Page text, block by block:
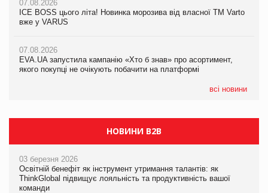
07.08.2026
ICE BOSS цього літа! Новинка морозива від власної ТМ Varto
вже у VARUS
07.08.2026
EVA.UA запустила кампанію «Хто б знав» про асортимент,
якого покупці не очікують побачити на платформі
всі новини
06.08.2026
Смачна новинка для хвостатих: у VARUS з’явилися паучі
05.08.2026
Мережа супермаркетів VARUS купує мережу магазинів
Продажі Hugo Boss впали на 9%
НОВИНИ B2B
03 березня 2026
Освітній бенефіт як інструмент утримання талантів: як
ThinkGlobal підвищує лояльність та продуктивність вашої
команди